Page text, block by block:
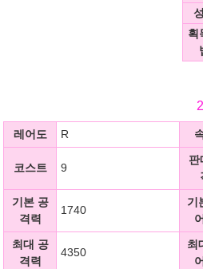
획
2
레어도 R
코스트 9
판
기본 공
격력
1740
기
최대 공
격력
4350
최